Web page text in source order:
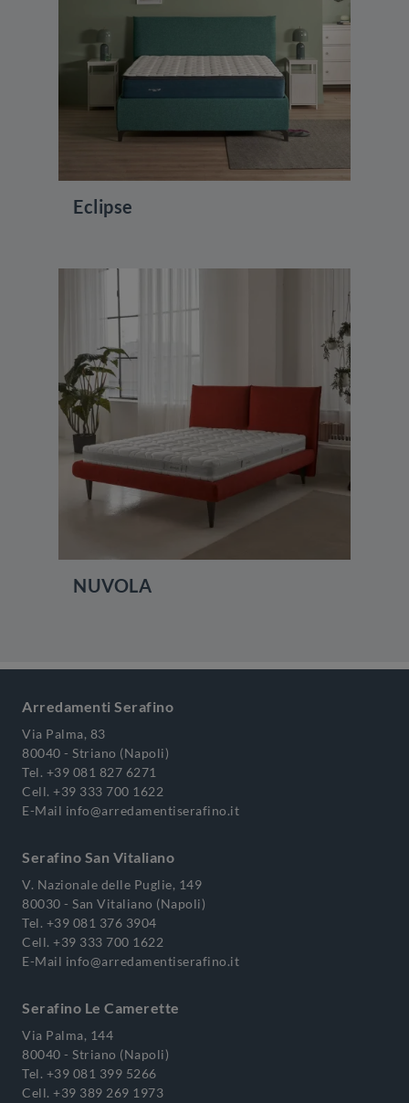
Eclipse
NUVOLA
Arredamenti Serafino
Via Palma, 83
80040 - Striano (Napoli)
Tel. +39 081 827 6271
Cell. +39 333 700 1622
E-Mail info@arredamentiserafino.it
Serafino San Vitaliano
V. Nazionale delle Puglie, 149
80030 - San Vitaliano (Napoli)
Tel. +39 081 376 3904
Cell. +39 333 700 1622
E-Mail info@arredamentiserafino.it
Serafino Le Camerette
Via Palma, 144
80040 - Striano (Napoli)
Tel. +39 081 399 5266
Cell. +39 389 269 1973